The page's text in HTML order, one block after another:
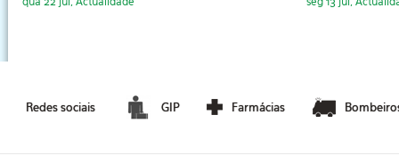
Redes sociais GIP Farmácias